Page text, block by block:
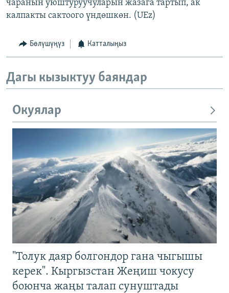
чаранын уюштуруучуларын жазага тартып, ак
калпакты сактоого үндөшкөн. (UEz)
Бөлүшүңүз Катталыңыз
Дагы кызыктуу баяндар
Окуялар
"Толук даяр болгондор гана чыгышы
керек". Кыргызстан Жеңиш чокусу
боюнча жаңы талап сунуштады